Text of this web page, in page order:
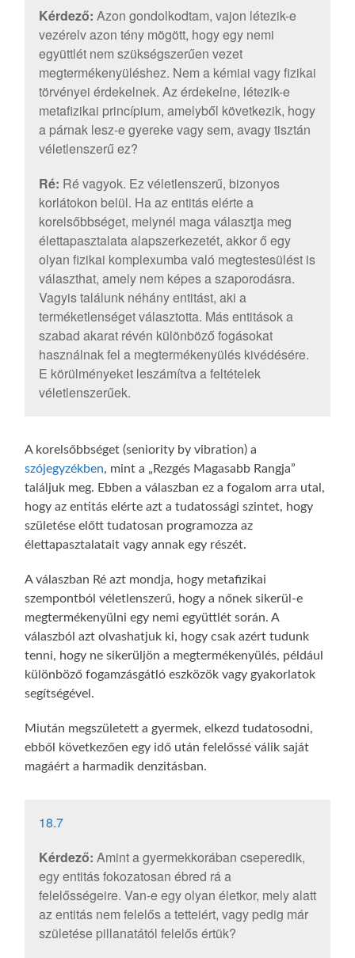
Kérdező: Azon gondolkodtam, vajon létezik-e
vezérelv azon tény mögött, hogy egy nemi
együttlét nem szükségszerűen vezet
megtermékenyüléshez. Nem a kémiai vagy fizikai
törvényei érdekelnek. Az érdekelne, létezik-e
metafizikai princípium, amelyből következik, hogy
a párnak lesz-e gyereke vagy sem, avagy tisztán
véletlenszerű ez?
Ré: Ré vagyok. Ez véletlenszerű, bizonyos
korlátokon belül. Ha az entitás elérte a
korelsőbbséget, melynél maga választja meg
élettapasztalata alapszerkezetét, akkor ő egy
olyan fizikai komplexumba való megtestesülést is
választhat, amely nem képes a szaporodásra.
Vagyis találunk néhány entitást, aki a
terméketlenséget választotta. Más entitások a
szabad akarat révén különböző fogásokat
használnak fel a megtermékenyülés kivédésére.
E körülményeket leszámítva a feltételek
véletlenszerűek.
A korelsőbbséget (seniority by vibration) a
szójegyzékben, mint a „Rezgés Magasabb Rangja”
találjuk meg. Ebben a válaszban ez a fogalom arra utal,
hogy az entitás elérte azt a tudatossági szintet, hogy
születése előtt tudatosan programozza az
élettapasztalatait vagy annak egy részét.
A válaszban Ré azt mondja, hogy metafizikai
szempontból véletlenszerű, hogy a nőnek sikerül-e
megtermékenyülni egy nemi együttlét során. A
válaszból azt olvashatjuk ki, hogy csak azért tudunk
tenni, hogy ne sikerüljön a megtermékenyülés, például
különböző fogamzásgátló eszközök vagy gyakorlatok
segítségével.
Miután megszületett a gyermek, elkezd tudatosodni,
ebből következően egy idő után felelőssé válik saját
magáért a harmadik denzitásban.
18.7
Kérdező: Amint a gyermekkorában cseperedik,
egy entitás fokozatosan ébred rá a
felelősségeire. Van-e egy olyan életkor, mely alatt
az entitás nem felelős a tetteiért, vagy pedig már
születése pillanatától felelős értük?